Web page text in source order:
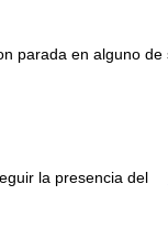
parada en alguno
la presencia del